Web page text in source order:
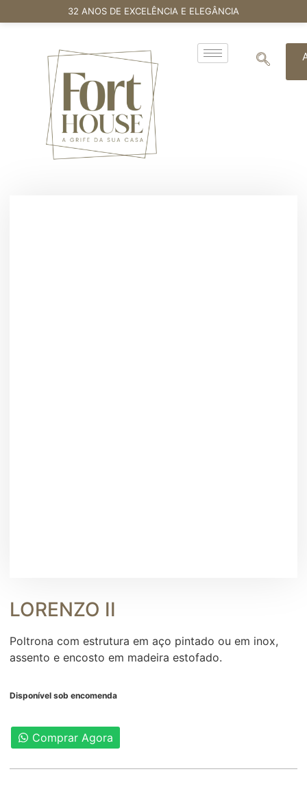
32 ANOS DE EXCELÊNCIA E ELEGÂNCIA
LORENZO II
Poltrona com estrutura em aço pintado ou em inox,
assento e encosto em madeira estofado.
Disponível sob encomenda
Comprar Agora